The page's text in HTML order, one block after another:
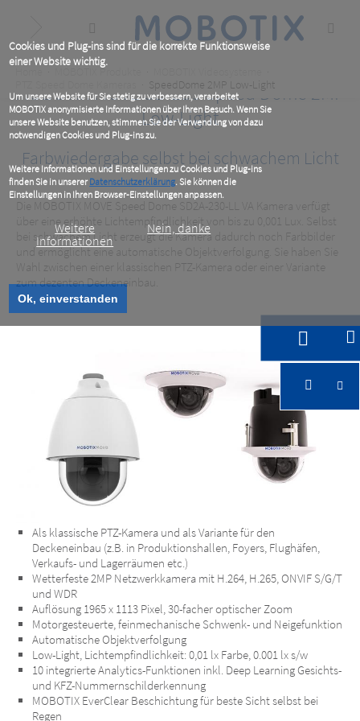
Cookies und Plug-ins sind für die korrekte Funktionsweise
einer Website wichtig.
Um unsere Website für Sie stetig zu verbessern, verarbeitet
MOBOTIX anonymisierte Informationen über Ihren Besuch. Wenn Sie
unsere Website benutzen, stimmen Sie der Verwendung von dazu
notwendigen Cookies und Plug-ins zu.
Weitere Informationen und Einstellungen zu Cookies und Plug-ins
finden Sie in unsererDatenschutzerklärung. Sie können die
Einstellungen in Ihren Browser-Einstellungen anpassen.
Weitere
Informationen
Nein, danke
Ok, einverstanden
content
MOBOTIX Produkte
SpeedDome 2MP Low-Light
MOBOTIX MOVE SD-230 Speed Dome 2MP
Low-Light
Farbwiedergabe selbst bei schwachem Licht
Die MOBOTIX MOVE Speed Dome SD2A-230-LL VA Kamera verfügt
über eine erhöhte Lichtempfindlichkeit von bis zu 0,001 Lux. Selbst
bei schwachem Licht erzeugt die Kamera dadurch noch Farbbilder
und ermöglicht eine automatische Objektverfolgung. Sie haben Sie
Wahl zwischen einer klassischen PTZ-Kamera oder einer Variante
zum dezenten Deckeneinbau.
Als klassische PTZ-Kamera und als Variante für den
Deckeneinbau (z.B. in Produktionshallen, Foyers, Flughäfen,
Verkaufs- und Lagerräumen etc.)
Wetterfeste 2MP Netzwerkkamera mit H.264, H.265, ONVIF S/G/T
und WDR
Auflösung 1965 x 1113 Pixel, 30-facher optischer Zoom
Motorgesteuerte, feinmechanische Schwenk- und Neigefunktion
Automatische Objektverfolgung
Low-Light, Lichtempfindlichkeit: 0,01 lx Farbe, 0.001 lx s/w
10 integrierte Analytics-Funktionen inkl. Deep Learning Gesichts-
und KFZ-Nummernschilderkennung
MOBOTIX EverClear Beschichtung für beste Sicht selbst bei
Regen